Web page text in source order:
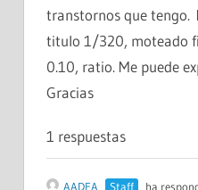
transtornos que tengo.
titulo 1/320, moteado
0.10, ratio. Me puede
Gracias
1 respuestas
AADEA Staff ha